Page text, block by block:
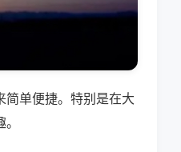
简单便捷。特别是在大